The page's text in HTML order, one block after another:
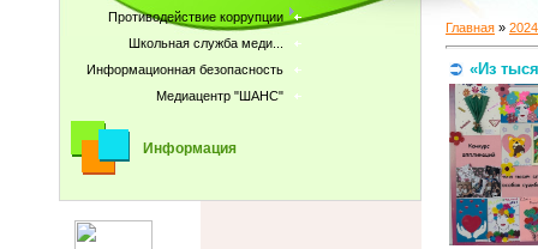
Противодействие коррупции
Школьная служба меди...
Информационная безопасность
Медиацентр "ШАНС"
Информация
Главная » 2024
«Из